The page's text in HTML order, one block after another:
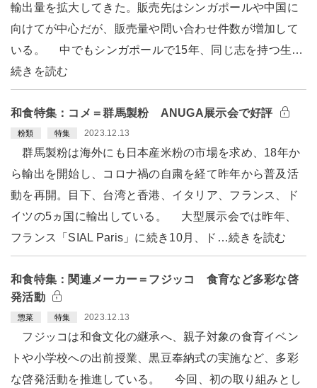
輸出量を拡大してきた。販売先はシンガポールや中国に
向けてが中心だが、販売量や問い合わせ件数が増加して
いる。 中でもシンガポールで15年、同じ志を持つ生…
続きを読む
和食特集：コメ＝群馬製粉 ANUGA展示会で好評
粉類 特集 2023.12.13
群馬製粉は海外にも日本産米粉の市場を求め、18年か
ら輸出を開始し、コロナ禍の自粛を経て昨年から普及活
動を再開。目下、台湾と香港、イタリア、フランス、ド
イツの5ヵ国に輸出している。 大型展示会では昨年、
フランス「SIAL Paris」に続き10月、ド…続きを読む
和食特集：関連メーカー＝フジッコ 食育など多彩な啓
発活動
惣菜 特集 2023.12.13
フジッコは和食文化の継承へ、親子対象の食育イベン
トや小学校への出前授業、黒豆奉納式の実施など、多彩
な啓発活動を推進している。 今回、初の取り組みとし